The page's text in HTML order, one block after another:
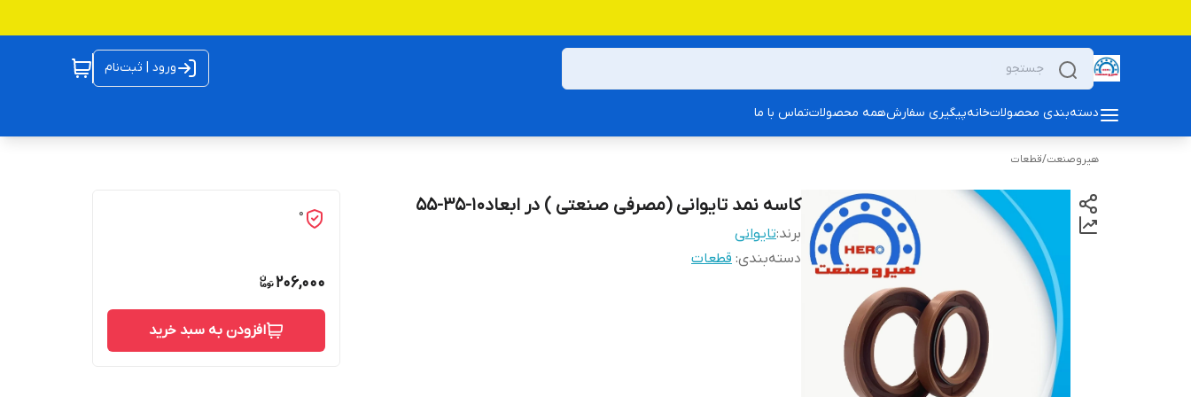
ورود | ثبت‌نام
دسته‌بندی محصولاتخانهپیگیری سفارشهمه محصولاتتماس با ما
هیروصنعت/قطعات
کاسه نمد تایوانی (مصرفی صنعتی ) در ابعاد10-35-55
برند:تایوانی
دسته‌بندی: قطعات
0
206,000
افزودن به سبد خرید